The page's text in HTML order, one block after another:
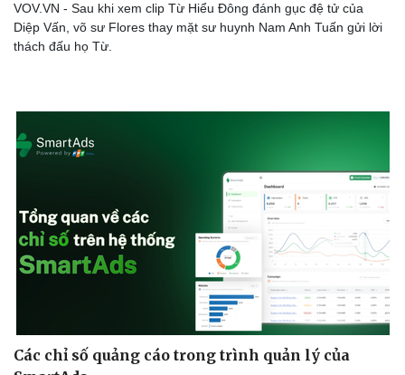
VOV.VN - Sau khi xem clip Từ Hiểu Đông đánh gục đệ tử của
Diệp Vấn, võ sư Flores thay mặt sư huynh Nam Anh Tuấn gửi lời
thách đấu họ Từ.
Các chỉ số quảng cáo trong trình quản lý của